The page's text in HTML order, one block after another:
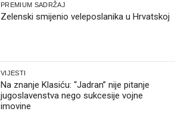
PREMIUM SADRŽAJ
Zelenski smijenio veleposlanika u Hrvatskoj
VIJESTI
Na znanje Klasiću: “Jadran” nije pitanje
jugoslavenstva nego sukcesije vojne
imovine